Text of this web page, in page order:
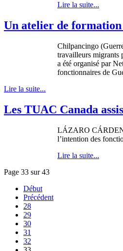
Lire la suite...
Un atelier de
Chilpancingo
travailleurs migrants
a été organisé par
fonctionnaires de
Lire la suite...
Les TUAC Canada
LÁZARO
l’intention des
Lire la suite...
Page 33 sur 43
Début
Précédent
28
29
30
31
32